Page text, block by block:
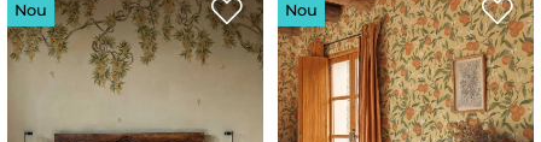
Nou Nou